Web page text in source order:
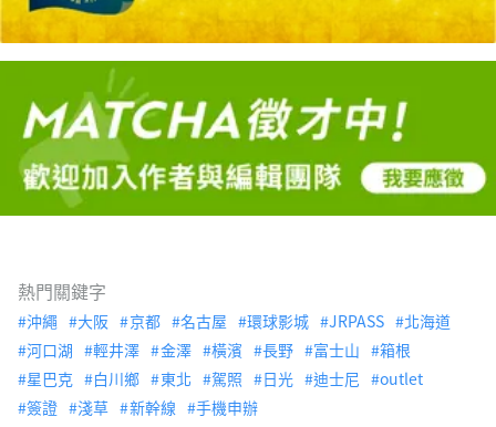
熱門關鍵字
沖繩 大阪 京都 名古屋 環球影城 JRPASS
北海道
河口湖
輕井澤 金澤 橫濱 長野 富士山
箱根
星巴克
白川鄉 東北 駕照 日光 迪士尼
outlet
簽證
淺草 新幹線 手機申辦